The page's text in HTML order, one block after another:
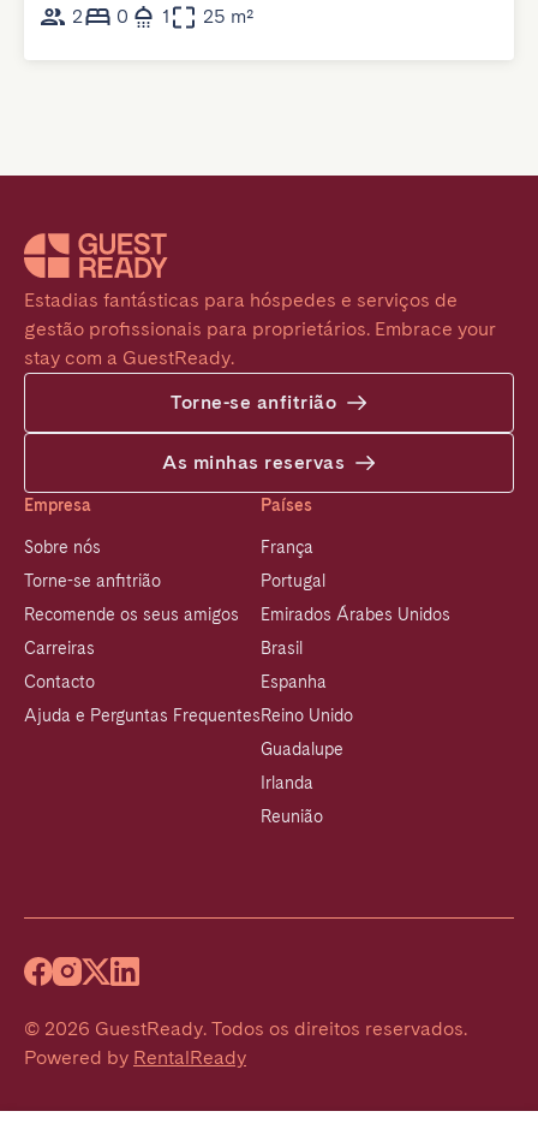
2
0 1 25 m²
Estadias fantásticas para hóspedes e serviços de
gestão profissionais para proprietários. Embrace your
stay com a GuestReady.
Torne-se anfitrião
As minhas reservas
Empresa
Sobre nós
Torne-se anfitrião
Recomende os seus amigos
Carreiras
Contacto
Ajuda e Perguntas Frequentes
Países
França
Portugal
Emirados Árabes Unidos
Brasil
Espanha
Reino Unido
Guadalupe
Irlanda
Reunião
© 2026 GuestReady. Todos os direitos reservados.
Powered by RentalReady